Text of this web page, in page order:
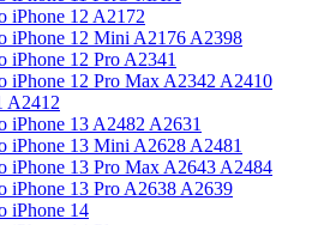
iPhone 12 A2172
iPhone 12 Mini A2176 A2398
iPhone 12 Pro A2341
iPhone 12 Pro Max A2342 A2410
A2412
iPhone 13 A2482 A2631
iPhone 13 Mini A2628 A2481
iPhone 13 Pro Max A2643 A2484
iPhone 13 Pro A2638 A2639
iPhone 14